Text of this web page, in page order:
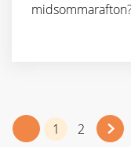
1 2